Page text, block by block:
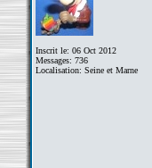
Inscrit le: 06 Oct 2012
Messages: 736
Localisation: Seine et Marne